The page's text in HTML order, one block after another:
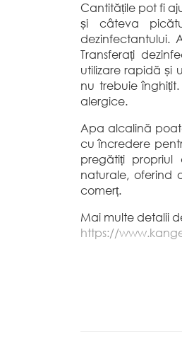
Cantitățile pot fi
și câteva
dezinfectantului.
Transferați
utilizare rapidă și
nu trebuie
alergice.
Apa alcalină
cu încredere
pregătiți
naturale, oferind
comerț.
Mai multe detalii
https://